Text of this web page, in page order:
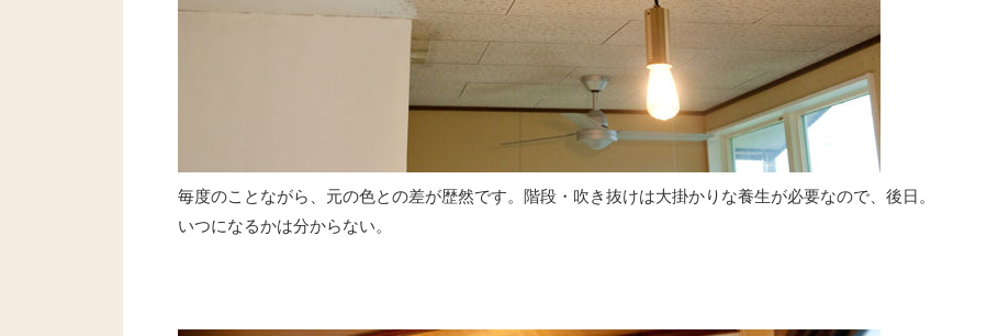
毎度のことながら、元の色との差が歴然です。階段・吹き抜けは大掛かりな養生が必要なので、後日。
いつになるかは分からない。